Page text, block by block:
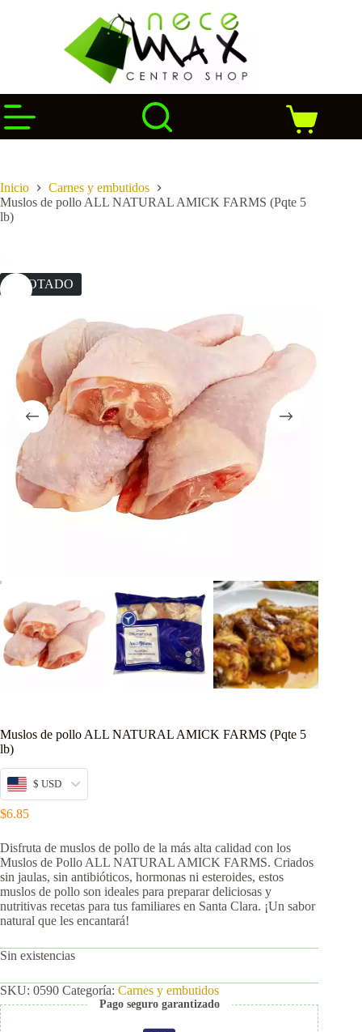
Carro
de
Inicio
Carnes y embutidos
Muslos de pollo ALL NATURAL AMICK FARMS (Pqte 5
lb)
AGOTADO
Muslos de pollo ALL NATURAL AMICK FARMS (Pqte 5
lb)
$ USD
$6.85
Disfruta de muslos de pollo de la más alta calidad con los
Muslos de Pollo ALL NATURAL AMICK FARMS. Criados
sin jaulas, sin antibióticos, hormonas ni esteroides, estos
muslos de pollo son ideales para preparar deliciosas y
nutritivas recetas para tus familiares en Santa Clara. ¡Un sabor
natural que les encantará!
Sin existencias
SKU: 0590 Categoría: Carnes y embutidos
Pago seguro garantizado